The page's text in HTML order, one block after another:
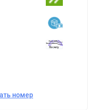
номер